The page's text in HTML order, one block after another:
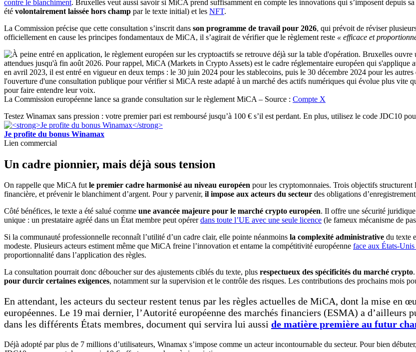
contre le blanchiment. Bruxelles veut aussi savoir si MiCA prend suffisamment en compte les innovations qui s’imposent depuis
été volontairement laissée hors champ par le texte initial) et les NFT.
La Commission précise que cette consultation s’inscrit dans son programme de travail pour 2026, qui prévoit de réviser
officiellement en cause les principes fondamentaux de MiCA, il s’agirait de vérifier que le règlement reste « efficace et
La Commission européenne lance sa grande consultation sur le règlement MiCA – Source : Compte X
Testez Winamax sans pression : votre premier pari est remboursé jusqu’à 100 € s’il est perdant. En plus, utilisez le code JDC10
Je profite du bonus Winamax
Lien commercial
Un cadre pionnier, mais déjà sous tension
On rappelle que MiCA futle premier cadre harmonisé au niveau européen pour les cryptomonnaies. Trois objectifs
financière, et prévenir le blanchiment d’argent. Pour y parvenir, il impose aux acteurs du secteur des obligations
Côté bénéfices, le texte a été salué comme une avancée majeure pour le marché crypto européen. Il offre une sécurité
unique : un prestataire agréé dans un État membre peut opérerdans toute l’UE avec une seule licence (le fameux mécanisme de
Si la communauté professionnelle reconnaît l’utilité d’un cadre clair, elle pointe néanmoins la complexité administrative du texte
modeste. Plusieurs acteurs estiment même que MiCA freine l’innovation et entame la compétitivité européenne face aux États-
proportionnalité dans l’application des règles.
La consultation pourrait donc déboucher sur des ajustements ciblés du texte, plus respectueux des spécificités du marché crypto
pour durcir certaines exigences, notamment sur la supervision et le contrôle des risques. Les contributions des prochains mois
En attendant, les acteurs du secteur restent tenus par les règles actuelles de MiCA, dont la mise en
européennes. Le 19 mai dernier, l’Autorité européenne des marchés financiers (ESMA) a d’ailleurs
dans les différents États membres, document qui servira lui aussi de matière première au futur
Déjà adopté par plus de 7 millions d’utilisateurs, Winamax s’impose comme un acteur incontournable du secteur. Pour bien